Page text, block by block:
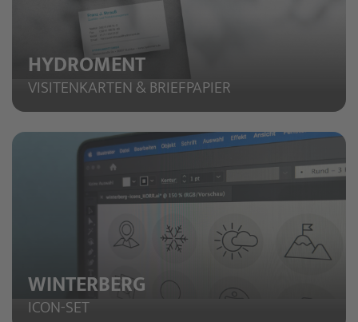
HYDROMENT
VISITENKARTEN & BRIEFPAPIER
WINTERBERG
ICON-SET